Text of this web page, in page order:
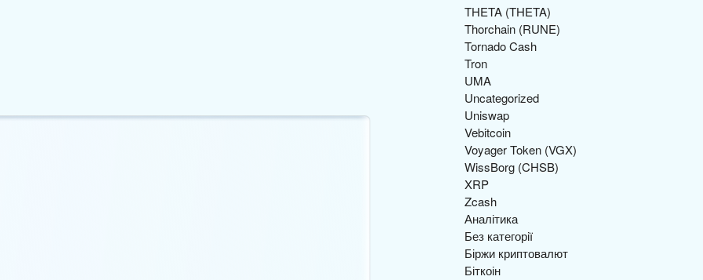
THETA (THETA)
Thorchain (RUNE)
Tornado Cash
Tron
UMA
Uncategorized
Uniswap
Vebitcoin
Voyager Token (VGX)
WissBorg (CHSB)
XRP
Zcash
Аналітика
Без категорії
Біржи криптовалют
Біткоін